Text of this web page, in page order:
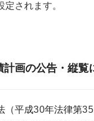
されます。
計画の公告・縦覧
（平成30年法律第35